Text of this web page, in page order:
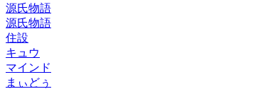
源氏物語
源氏物語
住設
キュウ
マインド
まぃどぅ